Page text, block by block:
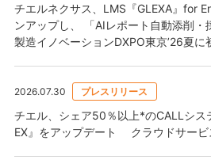
チエルネクサス、LMS『GLEXA』for
ンアップし、 「AIレポート自動添削・
製造イノベーションDXPO東京’26夏に
2026.07.30 プレスリリース
チエル、シェア50％以上*のCALLシス
EX』をアップデート クラウドサービ